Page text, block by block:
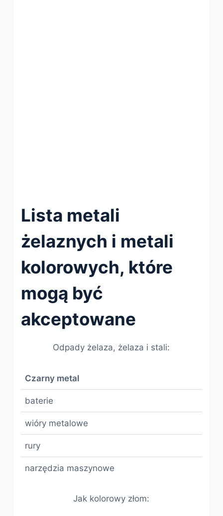
Lista metali
żelaznych i metali
kolorowych, które
mogą być
akceptowane
Odpady żelaza, żelaza i stali:
Czarny metal
baterie
wióry metalowe
rury
narzędzia maszynowe
Jak kolorowy złom: